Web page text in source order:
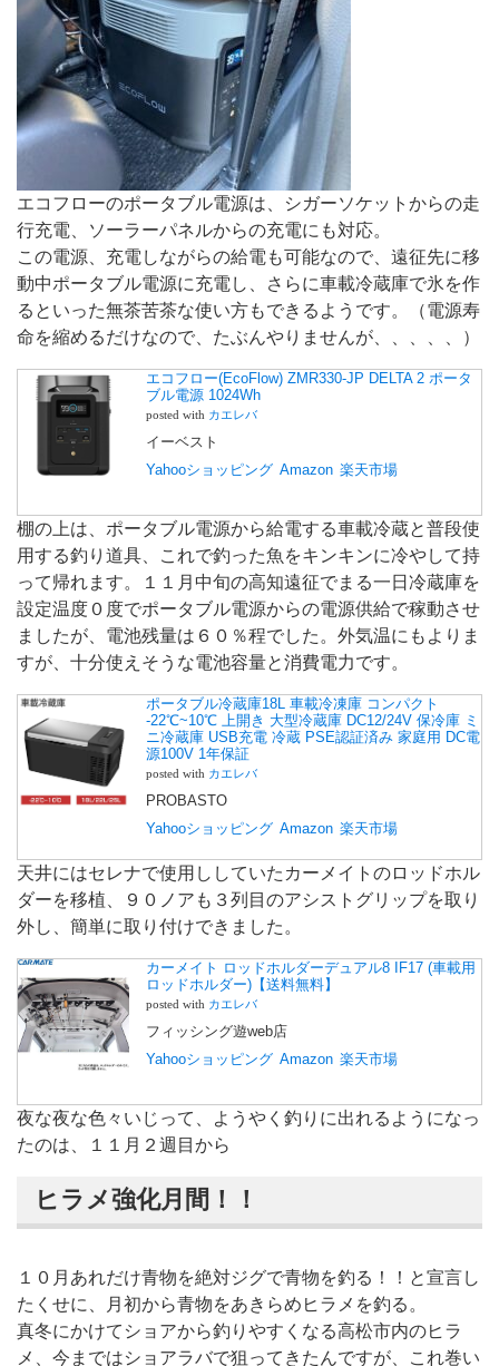
エコフローのポータブル電源は、シガーソケットからの走
行充電、ソーラーパネルからの充電にも対応。
この電源、充電しながらの給電も可能なので、遠征先に移
動中ポータブル電源に充電し、さらに車載冷蔵庫で氷を作
るといった無茶苦茶な使い方もできるようです。（電源寿
命を縮めるだけなので、たぶんやりませんが、、、、、）
エコフロー(EcoFlow) ZMR330-JP DELTA 2 ポータ
ブル電源 1024Wh
posted with カエレバ
イーベスト
Yahooショッピング Amazon 楽天市場
棚の上は、ポータブル電源から給電する車載冷蔵と普段使
用する釣り道具、これで釣った魚をキンキンに冷やして持
って帰れます。１１月中旬の高知遠征でまる一日冷蔵庫を
設定温度０度でポータブル電源からの電源供給で稼動させ
ましたが、電池残量は６０％程でした。外気温にもよりま
すが、十分使えそうな電池容量と消費電力です。
ポータブル冷蔵庫18L 車載冷凍庫 コンパクト
-22℃~10℃ 上開き 大型冷蔵庫 DC12/24V 保冷庫 ミ
ニ冷蔵庫 USB充電 冷蔵 PSE認証済み 家庭用 DC電
源100V 1年保証
posted with カエレバ
PROBASTO
Yahooショッピング Amazon 楽天市場
天井にはセレナで使用ししていたカーメイトのロッドホル
ダーを移植、９０ノアも３列目のアシストグリップを取り
外し、簡単に取り付けできました。
カーメイト ロッドホルダーデュアル8 IF17 (車載用
ロッドホルダー)【送料無料】
posted with カエレバ
フィッシング遊web店
Yahooショッピング Amazon 楽天市場
夜な夜な色々いじって、ようやく釣りに出れるようになっ
たのは、１１月２週目から
ヒラメ強化月間！！
１０月あれだけ青物を絶対ジグで青物を釣る！！と宣言し
たくせに、月初から青物をあきらめヒラメを釣る。
真冬にかけてショアから釣りやすくなる高松市内のヒラ
メ、今まではショアラバで狙ってきたんですが、これ巻い